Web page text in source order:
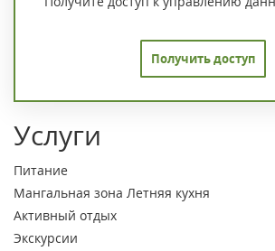
Получить доступ
Услуги
Питание
Мангальная зона Летняя кухня
Активный отдых
Экскурсии